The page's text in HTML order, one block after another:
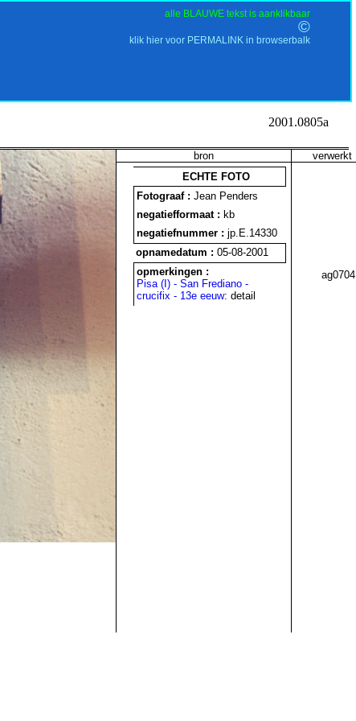
alle BLAUWE tekst is aanklikbaar
klik hier voor PERMALINK in browserbalk
©
2001.0805a
bron
ECHTE FOTO
Fotograaf :Jean Penders
negatiefformaat : kb
negatiefnummer :jp.E.14330
opnamedatum :05-08-2001
opmerkingen :
Pisa (I) - San Frediano -
crucifix - 13e eeuw: detail
verwerkt
ag0704